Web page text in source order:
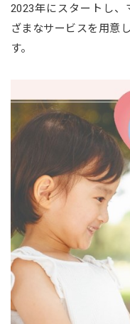
2023年にスタートし
ざまなサービスを用意
す。